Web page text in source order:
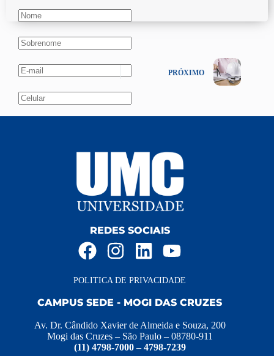
VER POLÍTICA DE PRIVACIDADE.
PRÓXIMO
REDES SOCIAIS
POLITICA DE PRIVACIDADE
CAMPUS SEDE - MOGI DAS CRUZES
Av. Dr. Cândido Xavier de Almeida e Souza, 200
Mogi das Cruzes – São Paulo – 08780-911
(11) 4798-7000 – 4798-7239